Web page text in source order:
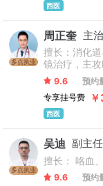
西医
多点执业
周正奎 主
擅长：消化
镜治疗，主攻
9.6 预约
专享挂号费
西医
多点执业
吴迪 副主
擅长： 咯血
9.6 预约